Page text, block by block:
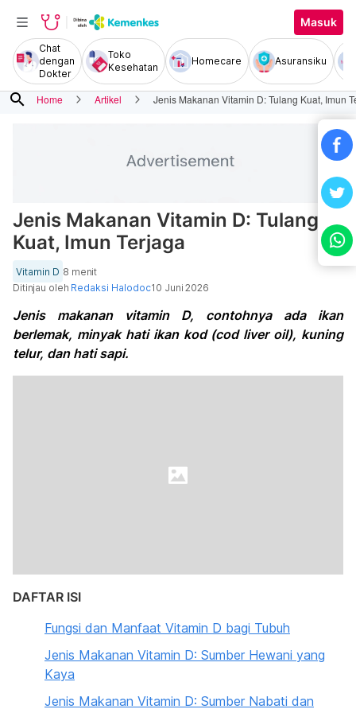
Masuk
Chat
dengan
Dokter
Toko
Kesehatan
Homecare Asuransiku
search Home Artikel Jenis Makanan Vitamin D: Tulang Kuat, Imun
Jenis Makanan Vitamin D: Tulang
Kuat, Imun Terjaga
Vitamin D 8 menit
Ditinjau oleh Redaksi Halodoc10 Juni 2026
Jenis makanan vitamin D, contohnya ada ikan
berlemak, minyak hati ikan kod (cod liver oil), kuning
telur, dan hati sapi.
DAFTAR ISI
Fungsi dan Manfaat Vitamin D bagi Tubuh
Jenis Makanan Vitamin D: Sumber Hewani yang
Kaya
Jenis Makanan Vitamin D: Sumber Nabati dan